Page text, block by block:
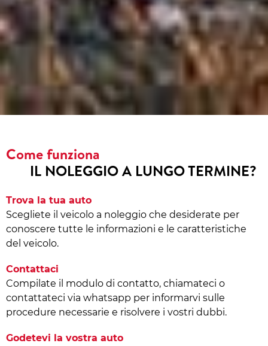
Come funziona
IL NOLEGGIO A LUNGO TERMINE?
Trova la tua auto
Scegliete il veicolo a noleggio che desiderate per
conoscere tutte le informazioni e le caratteristiche
del veicolo.
Contattaci
Compilate il modulo di contatto, chiamateci o
contattateci via whatsapp per informarvi sulle
procedure necessarie e risolvere i vostri dubbi.
Godetevi la vostra auto